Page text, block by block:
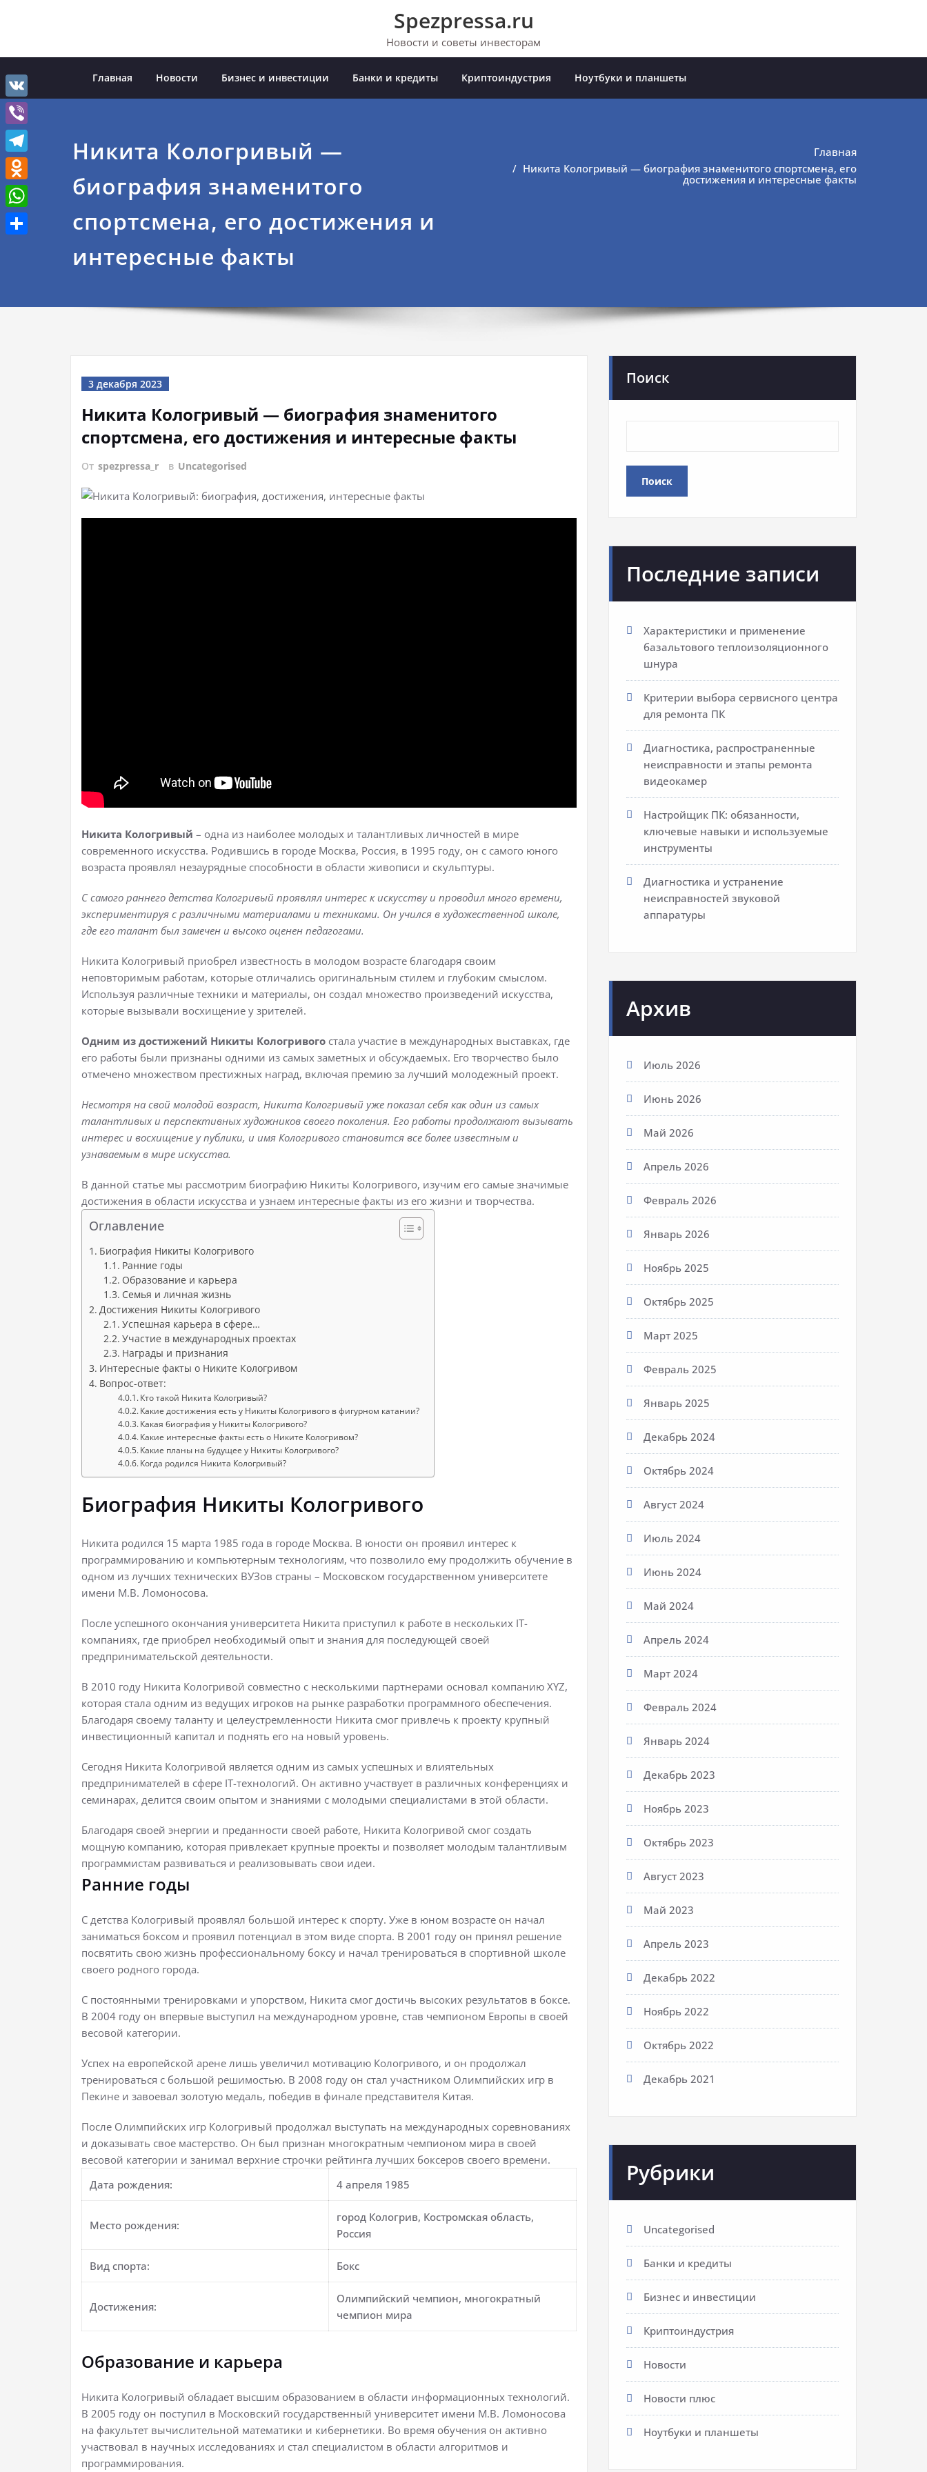
Spezpressa.ru
Новости и советы инвесторам
Главная Новости Бизнес и инвестиции Банки и кредиты Криптоиндустрия Ноутбуки и планшеты
Никита Кологривый —
биография знаменитого
спортсмена, его достижения и
интересные факты
Главная
Никита Кологривый — биография знаменитого спортсмена, его
достижения и интересные факты
3 декабря 2023
Никита Кологривый — биография знаменитого
спортсмена, его достижения и интересные факты
От spezpressa_r в Uncategorised
Никита Кологривый – одна из наиболее молодых и талантливых личностей в мире
современного искусства. Родившись в городе Москва, Россия, в 1995 году, он с самого юного
возраста проявлял незаурядные способности в области живописи и скульптуры.
С самого раннего детства Кологривый проявлял интерес к искусству и проводил много времени,
экспериментируя с различными материалами и техниками. Он учился в художественной школе,
где его талант был замечен и высоко оценен педагогами.
Никита Кологривый приобрел известность в молодом возрасте благодаря своим
неповторимым работам, которые отличались оригинальным стилем и глубоким смыслом.
Используя различные техники и материалы, он создал множество произведений искусства,
которые вызывали восхищение у зрителей.
Одним из достижений Никиты Кологривого стала участие в международных выставках, где
его работы были признаны одними из самых заметных и обсуждаемых. Его творчество было
отмечено множеством престижных наград, включая премию за лучший молодежный проект.
Несмотря на свой молодой возраст, Никита Кологривый уже показал себя как один из самых
талантливых и перспективных художников своего поколения. Его работы продолжают вызывать
интерес и восхищение у публики, и имя Кологривого становится все более известным и
узнаваемым в мире искусства.
В данной статье мы рассмотрим биографию Никиты Кологривого, изучим его самые значимые
достижения в области искусства и узнаем интересные факты из его жизни и творчества.
Оглавление
Биография Никиты Кологривого
Ранние годы
Образование и карьера
Семья и личная жизнь
Достижения Никиты Кологривого
Успешная карьера в сфере…
Участие в международных проектах
Награды и признания
Интересные факты о Никите Кологривом
Вопрос-ответ:
Кто такой Никита Кологривый?
Какие достижения есть у Никиты Кологривого в фигурном катании?
Какая биография у Никиты Кологривого?
Какие интересные факты есть о Никите Кологривом?
Какие планы на будущее у Никиты Кологривого?
Когда родился Никита Кологривый?
Биография Никиты Кологривого
Никита родился 15 марта 1985 года в городе Москва. В юности он проявил интерес к
программированию и компьютерным технологиям, что позволило ему продолжить обучение в
одном из лучших технических ВУЗов страны – Московском государственном университете
имени М.В. Ломоносова.
После успешного окончания университета Никита приступил к работе в нескольких IT-
компаниях, где приобрел необходимый опыт и знания для последующей своей
предпринимательской деятельности.
В 2010 году Никита Кологривой совместно с несколькими партнерами основал компанию XYZ,
которая стала одним из ведущих игроков на рынке разработки программного обеспечения.
Благодаря своему таланту и целеустремленности Никита смог привлечь к проекту крупный
инвестиционный капитал и поднять его на новый уровень.
Сегодня Никита Кологривой является одним из самых успешных и влиятельных
предпринимателей в сфере IT-технологий. Он активно участвует в различных конференциях и
семинарах, делится своим опытом и знаниями с молодыми специалистами в этой области.
Благодаря своей энергии и преданности своей работе, Никита Кологривой смог создать
мощную компанию, которая привлекает крупные проекты и позволяет молодым талантливым
программистам развиваться и реализовывать свои идеи.
Ранние годы
С детства Кологривый проявлял большой интерес к спорту. Уже в юном возрасте он начал
заниматься боксом и проявил потенциал в этом виде спорта. В 2001 году он принял решение
посвятить свою жизнь профессиональному боксу и начал тренироваться в спортивной школе
своего родного города.
С постоянными тренировками и упорством, Никита смог достичь высоких результатов в боксе.
В 2004 году он впервые выступил на международном уровне, став чемпионом Европы в своей
весовой категории.
Успех на европейской арене лишь увеличил мотивацию Кологривого, и он продолжал
тренироваться с большой решимостью. В 2008 году он стал участником Олимпийских игр в
Пекине и завоевал золотую медаль, победив в финале представителя Китая.
После Олимпийских игр Кологривый продолжал выступать на международных соревнованиях
и доказывать свое мастерство. Он был признан многократным чемпионом мира в своей
весовой категории и занимал верхние строчки рейтинга лучших боксеров своего времени.
Дата рождения:
4 апреля 1985
Место рождения:
город Кологрив, Костромская область,
Россия
Вид спорта: Бокс
Достижения:
Олимпийский чемпион, многократный
чемпион мира
Образование и карьера
Никита Кологривый обладает высшим образованием в области информационных технологий.
В 2005 году он поступил в Московский государственный университет имени М.В. Ломоносова
на факультет вычислительной математики и кибернетики. Во время обучения он активно
участвовал в научных исследованиях и стал специалистом в области алгоритмов и
программирования.
Поиск
Поиск
Последние записи
Характеристики и применение
базальтового теплоизоляционного
шнура
Критерии выбора сервисного центра
для ремонта ПК
Диагностика, распространенные
неисправности и этапы ремонта
видеокамер
Настройщик ПК: обязанности,
ключевые навыки и используемые
инструменты
Диагностика и устранение
неисправностей звуковой
аппаратуры
Архив
Июль 2026
Июнь 2026
Май 2026
Апрель 2026
Февраль 2026
Январь 2026
Ноябрь 2025
Октябрь 2025
Март 2025
Февраль 2025
Январь 2025
Декабрь 2024
Октябрь 2024
Август 2024
Июль 2024
Июнь 2024
Май 2024
Апрель 2024
Март 2024
Февраль 2024
Январь 2024
Декабрь 2023
Ноябрь 2023
Октябрь 2023
Август 2023
Май 2023
Апрель 2023
Декабрь 2022
Ноябрь 2022
Октябрь 2022
Декабрь 2021
Рубрики
Uncategorised
Банки и кредиты
Бизнес и инвестиции
Криптоиндустрия
Новости
Новости плюс
Ноутбуки и планшеты
VK
Viber
Telegram
Odnoklassniki
WhatsApp